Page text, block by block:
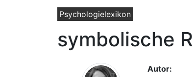
Psychologielexikon
symbolische
Autor: